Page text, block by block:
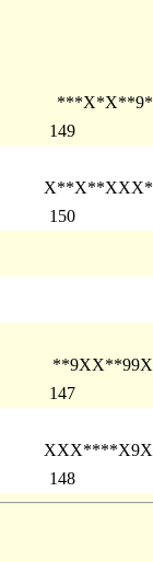
***X*X**9*
149
X**X**XXX*
150
**9XX**99X
147
XXX****X9X
148